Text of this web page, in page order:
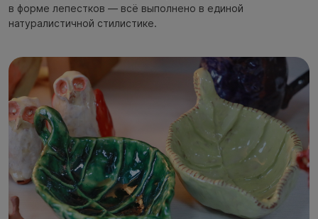
в форме лепестков — всё выполнено в единой
натуралистичной стилистике.